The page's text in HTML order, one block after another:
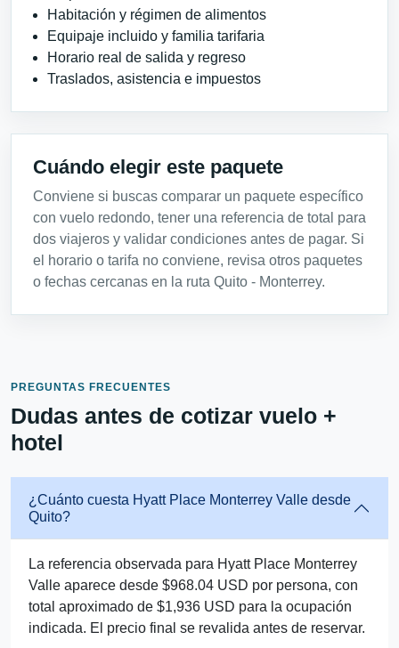
Habitación y régimen de alimentos
Equipaje incluido y familia tarifaria
Horario real de salida y regreso
Traslados, asistencia e impuestos
Cuándo elegir este paquete
Conviene si buscas comparar un paquete específico
con vuelo redondo, tener una referencia de total para
dos viajeros y validar condiciones antes de pagar. Si
el horario o tarifa no conviene, revisa otros paquetes
o fechas cercanas en la ruta Quito - Monterrey.
PREGUNTAS FRECUENTES
Dudas antes de cotizar vuelo +
hotel
¿Cuánto cuesta Hyatt Place Monterrey Valle desde
Quito?
La referencia observada para Hyatt Place Monterrey
Valle aparece desde $968.04 USD por persona, con
total aproximado de $1,936 USD para la ocupación
indicada. El precio final se revalida antes de reservar.